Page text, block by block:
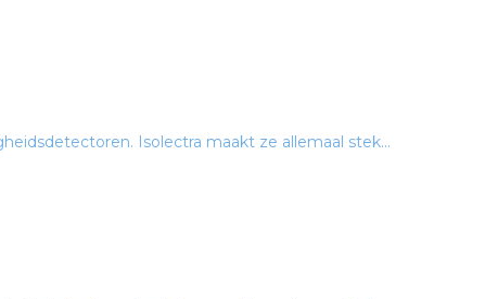
Isolectra maakt ze allemaal stek...